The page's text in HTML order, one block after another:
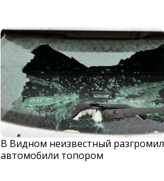
В Видном неизвестный разгромил
автомобили топором